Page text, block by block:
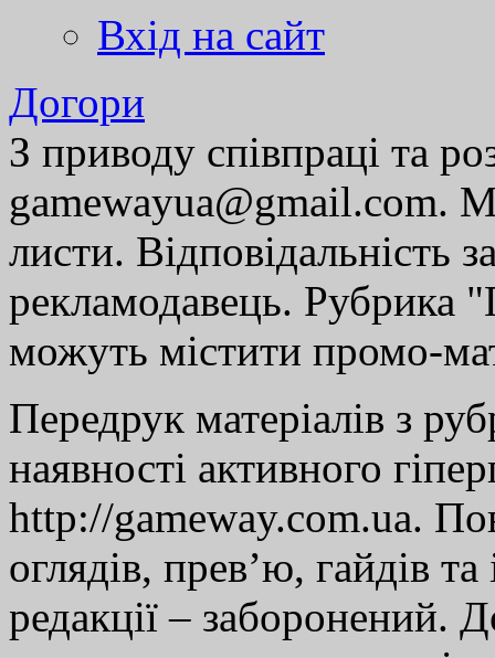
Вхід на сайт
Догори
З приводу співпраці та
gamewayua@gmail.com.
листи. Відповідальність
рекламодавець. Рубрика
можуть містити промо-
Передрук матеріалів з
наявності активного
http://gameway.com.ua.
оглядів, прев’ю, гайдів
редакції – заборонений.